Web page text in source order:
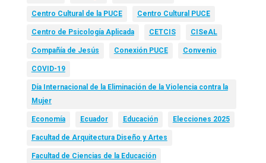
Centro Cultural de la PUCE Centro Cultural PUCE
Centro de Psicología Aplicada CETCIS CISeAL
Compañía de Jesús Conexión PUCE Convenio
COVID-19
Día Internacional de la Eliminación de la Violencia contra la
Mujer
Economía Ecuador Educación Elecciones 2025
Facultad de Arquitectura Diseño y Artes
Facultad de Ciencias de la Educación